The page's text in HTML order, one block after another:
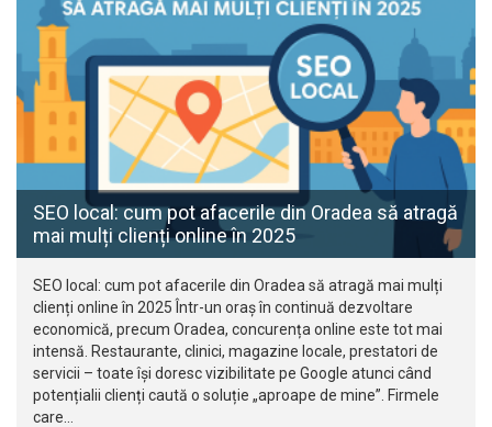
SEO local: cum pot afacerile din Oradea să atragă
mai mulți clienți online în 2025
SEO local: cum pot afacerile din Oradea să atragă mai mulți
clienți online în 2025 Într-un oraș în continuă dezvoltare
economică, precum Oradea, concurența online este tot mai
intensă. Restaurante, clinici, magazine locale, prestatori de
servicii – toate își doresc vizibilitate pe Google atunci când
potențialii clienți caută o soluție „aproape de mine”. Firmele
care…